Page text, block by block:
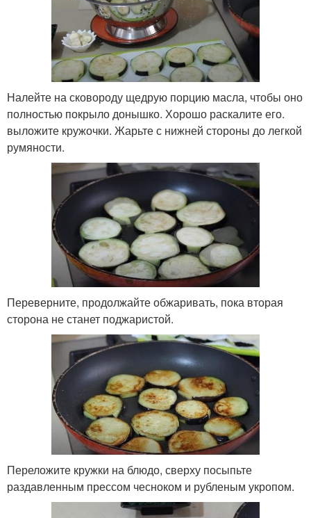
Налейте на сковороду щедрую порцию масла, чтобы оно
полностью покрыло донышко. Хорошо раскалите его.
выложите кружочки. Жарьте с нижней стороны до легкой
румяности.
Переверните, продолжайте обжаривать, пока вторая
сторона не станет поджаристой.
Переложите кружки на блюдо, сверху посыпьте
раздавленным прессом чесноком и рубленым укропом.